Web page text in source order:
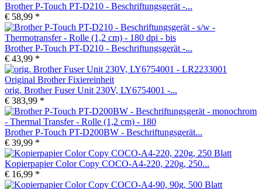
Brother P-Touch PT-D210 - Beschriftungsgerät -...
€ 58,99 *
Brother P-Touch PT-D210 - Beschriftungsgerät -...
€ 43,99 *
orig. Brother Fuser Unit 230V, LY6754001 -...
€ 383,99 *
Brother P-Touch PT-D200BW - Beschriftungsgerät...
€ 39,99 *
Kopierpapier Color Copy COCO-A4-220, 220g, 250...
€ 16,99 *